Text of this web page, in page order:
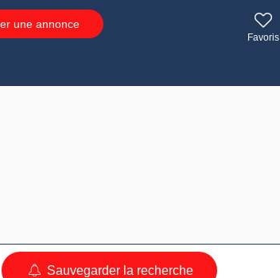
une annonce
Favoris
Sauvegarder la recherche